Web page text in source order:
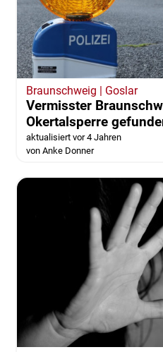
Braunschweig | Goslar
Vermisster
Okertalsperre
aktualisiert vor 4 Jahren
von Anke Donner